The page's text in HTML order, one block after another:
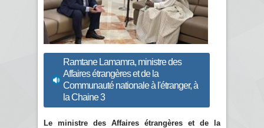
Ramtane Lamamra, ministre des
Affaires étrangères et de la
Communauté nationale à l'étranger, à
la Chaine 3
Le ministre des Affaires étrangères et de la